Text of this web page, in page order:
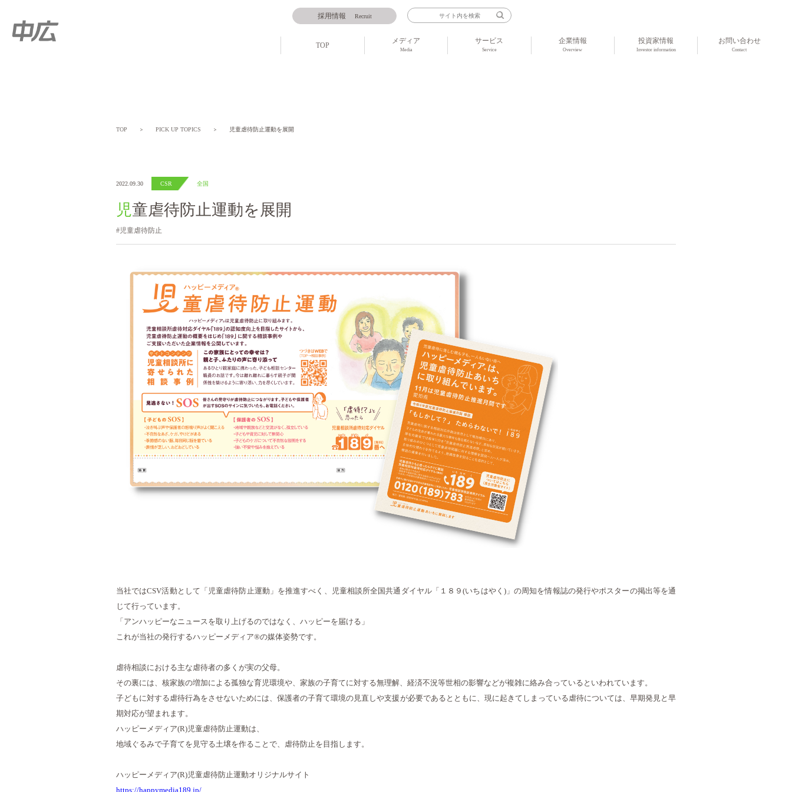
採用情報 Recruit
TOP
メディア
Media
サービス
Service
企業情報
Overview
投資家情報
Investor information
お問い合わせ
Contact
TOP ＞ PICK UP TOPICS ＞ 児童虐待防止運動を展開
2022.09.30 CSR 全国
児童虐待防止運動を展開
児童虐待防止
当社ではCSV活動として「児童虐待防止運動」を推進すべく、児童相談所全国共通ダイヤル「１８９(いちはやく)」の周知を情報誌の発行やポスターの掲出等を通
じて行っています。
「アンハッピーなニュースを取り上げるのではなく、ハッピーを届ける」
これが当社の発行するハッピーメディア®の媒体姿勢です。
虐待相談における主な虐待者の多くが実の父母。
その裏には、核家族の増加による孤独な育児環境や、家族の子育てに対する無理解、経済不況等世相の影響などが複雑に絡み合っているといわれています。
子どもに対する虐待行為をさせないためには、保護者の子育て環境の見直しや支援が必要であるとともに、現に起きてしまっている虐待については、早期発見と早
期対応が望まれます。
ハッピーメディア(R)児童虐待防止運動は、
地域ぐるみで子育てを見守る土壌を作ることで、虐待防止を目指します。
ハッピーメディア(R)児童虐待防止運動オリジナルサイト
https://happymedia189.jp/